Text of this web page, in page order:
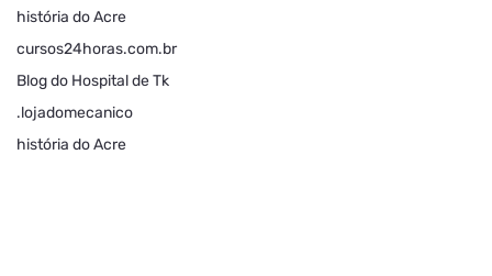
história do Acre
cursos24horas.com.br
Blog do Hospital de Tk
.lojadomecanico
história do Acre